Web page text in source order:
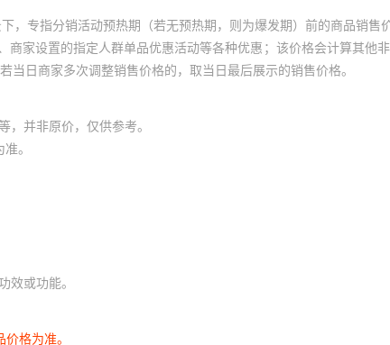
，专指分销活动预热期（若无预热期，则为爆发期）前的商品销售
家设置的指定人群单品优惠活动等各种优惠；该价格会计算其他
日商家多次调整销售价格的，取当日最后展示的销售价格。
并非原价，仅供参考。
。
效或功能。
格为准。